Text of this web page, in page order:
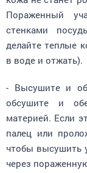
Пораженный
стенками
делайте теплые
в воде и отжать).
обсушите и
материей. Если
палец или
чтобы высушить
через